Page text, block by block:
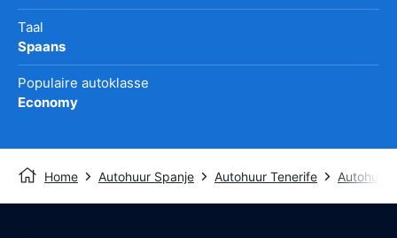
Taal
Spaans
Populaire autoklasse
Economy
Home Autohuur Spanje Autohuur Tenerife Autohuur